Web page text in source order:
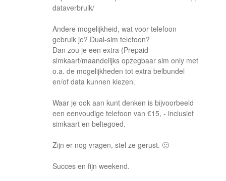
dataverbruik/
Andere mogelijkheid, wat voor telefoon
gebruik je? Dual-sim telefoon?
Dan zou je een extra (Prepaid
simkaart/maandelijks opzegbaar sim only met
o.a. de mogelijkheden tot extra belbundel
en/of data kunnen kiezen.
Waar je ook aan kunt denken is bijvoorbeeld
een eenvoudige telefoon van €15, - inclusief
simkaart en beltegoed.
Zijn er nog vragen, stel ze gerust. 🙂
Succes en fijn weekend.